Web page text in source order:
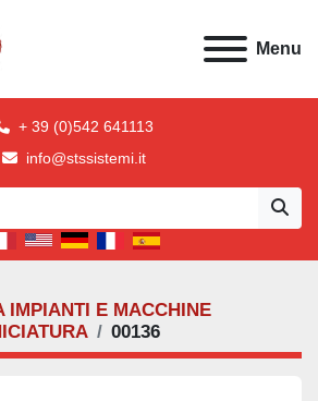
Menu
+ 39 (0)542 641113
info@stssistemi.it
IMPIANTI E MACCHINE
00136